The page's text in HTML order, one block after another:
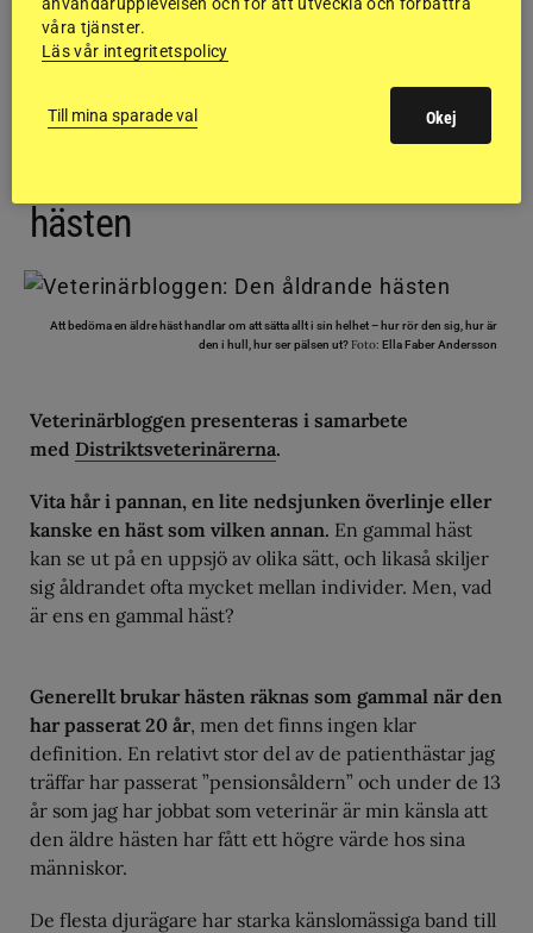
hästen
Att bedöma en äldre häst handlar om att sätta allt i sin helhet – hur rör den sig, hur är
den i hull, hur ser pälsen ut? Foto: Ella Faber Andersson
Veterinärbloggen presenteras i samarbete
med Distriktsveterinärerna.
Vita hår i pannan, en lite nedsjunken överlinje eller
kanske en häst som vilken annan. En gammal häst
kan se ut på en uppsjö av olika sätt, och likaså skiljer
sig åldrandet ofta mycket mellan individer. Men, vad
är ens en gammal häst?
Generellt brukar hästen räknas som gammal när den
har passerat 20 år, men det finns ingen klar
definition. En relativt stor del av de patienthästar jag
träffar har passerat ”pensionsåldern” och under de 13
år som jag har jobbat som veterinär är min känsla att
den äldre hästen har fått ett högre värde hos sina
människor.
De flesta djurägare har starka känslomässiga band till
våra tjänster.
Läs vår integritetspolicy
Till mina sparade val Okej